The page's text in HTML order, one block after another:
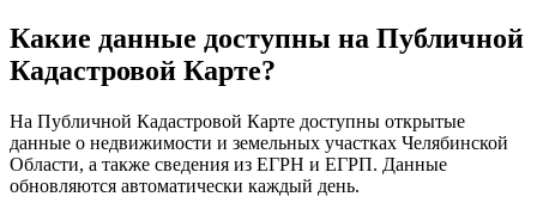
Какие данные доступны на Публичной
Кадастровой Карте?
На Публичной Кадастровой Карте доступны открытые
данные о недвижимости и земельных участках Челябинской
Области, а также сведения из ЕГРН и ЕГРП. Данные
обновляются автоматически каждый день.